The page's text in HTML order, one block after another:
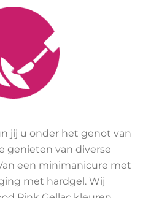
jij u onder het genot van
genieten van diverse
een minimanicure met
met hardgel. Wij